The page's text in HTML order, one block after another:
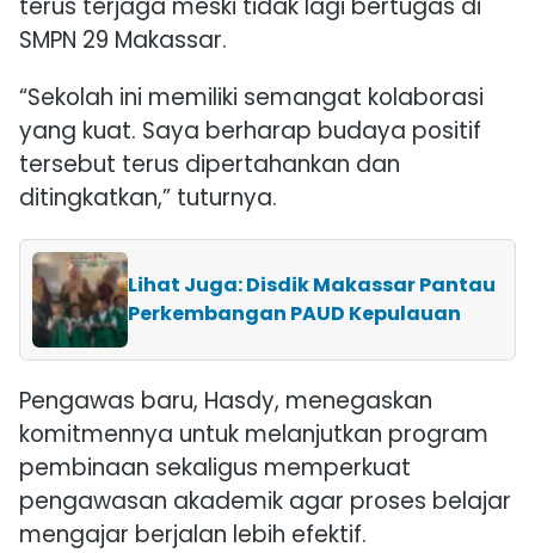
terus terjaga meski tidak lagi bertugas di
SMPN 29 Makassar.
“Sekolah ini memiliki semangat kolaborasi
yang kuat. Saya berharap budaya positif
tersebut terus dipertahankan dan
ditingkatkan,” tuturnya.
Lihat Juga: Disdik Makassar Pantau
Perkembangan PAUD Kepulauan
Pengawas baru, Hasdy, menegaskan
komitmennya untuk melanjutkan program
pembinaan sekaligus memperkuat
pengawasan akademik agar proses belajar
mengajar berjalan lebih efektif.